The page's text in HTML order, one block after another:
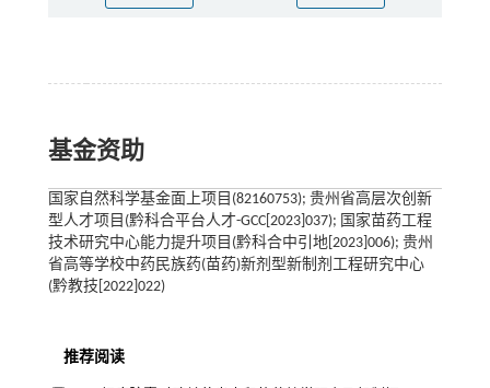
基金资助
国家自然科学基金面上项目(82160753); 贵州省高层次创新
型人才项目(黔科合平台人才-GCC[2023]037); 国家苗药工程
技术研究中心能力提升项目(黔科合中引地[2023]006); 贵州
省高等学校中药民族药(苗药)新剂型新制剂工程研究中心
(黔教技[2022]022)